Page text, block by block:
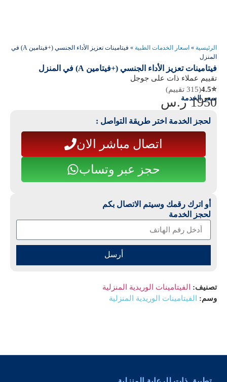
الرئيسية » اسعار الخدمات الطبية »
فيتامينات تعزيز الأداء الجنسي (+فيتامين A) في
المنزل
فيتامينات تعزيز الأداء الجنسي (+فيتامين A) في المنزل
تقييم عملاء ذات على جوجل
⭐
4.5(315 تقييم)
سعر الخدمة
1950 ر.س
لحجز الخدمة اختر طريقة التواصل :
اتصال مباشر الان
حجز عبر وتساب
أو اترك رقمك وسيتم الاتصال بكم
لحجز الخدمة
أرسل
تصنيف:
الفيتامينات الوريدية المنزلية
وسم:
الفيتامينات الوريدية المنزلية